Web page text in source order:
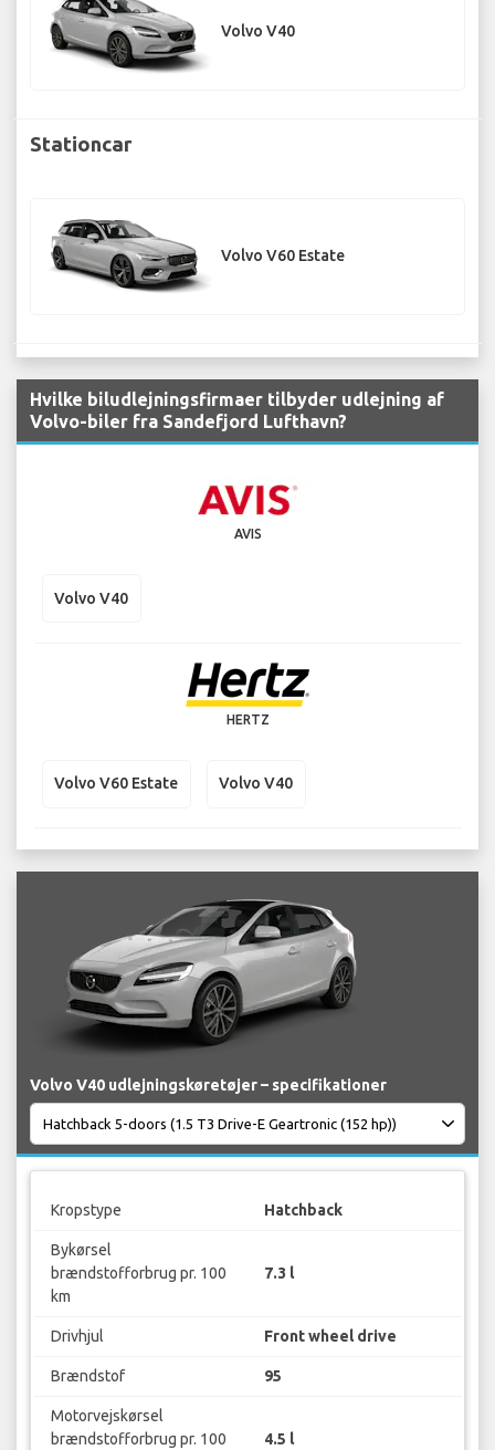
Volvo V40
Stationcar
Volvo V60 Estate
Hvilke biludlejningsfirmaer tilbyder udlejning af
Volvo-biler fra Sandefjord Lufthavn?
AVIS
Volvo V40
HERTZ
Volvo V60 Estate Volvo V40
Volvo V40 udlejningskøretøjer – specifikationer
Kropstype Hatchback
Bykørsel
brændstofforbrug pr. 100
km
7.3 l
Drivhjul Front wheel drive
Brændstof 95
Motorvejskørsel
brændstofforbrug pr. 100
4.5 l